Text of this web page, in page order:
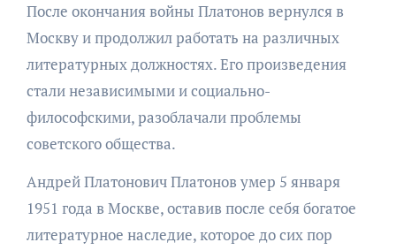
После окончания войны Платонов вернулся в
Москву и продолжил работать на различных
литературных должностях. Его произведения
стали независимыми и социально-
философскими, разоблачали проблемы
советского общества.
Андрей Платонович Платонов умер 5 января
1951 года в Москве, оставив после себя богатое
литературное наследие, которое до сих пор